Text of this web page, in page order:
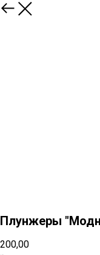
Плунжеры
200,00